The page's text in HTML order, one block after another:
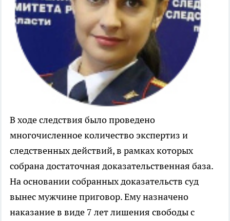
В ходе следствия было проведено
многочисленное количество экспертиз и
следственных действий, в рамках которых
собрана достаточная доказательственная база.
На основании собранных доказательств суд
вынес мужчине приговор. Ему назначено
наказание в виде 7 лет лишения свободы с